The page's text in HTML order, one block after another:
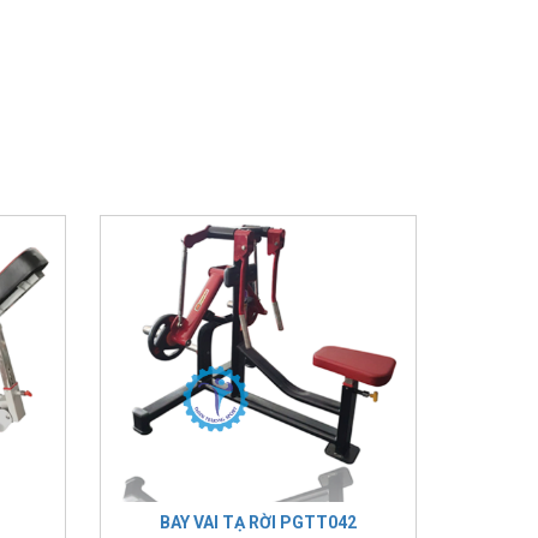
BAY VAI TẠ RỜI PGTT042